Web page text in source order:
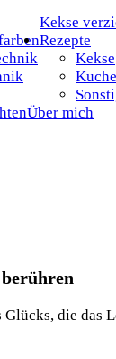
Kekse
Rezepte
Kekse
Über mich
die das